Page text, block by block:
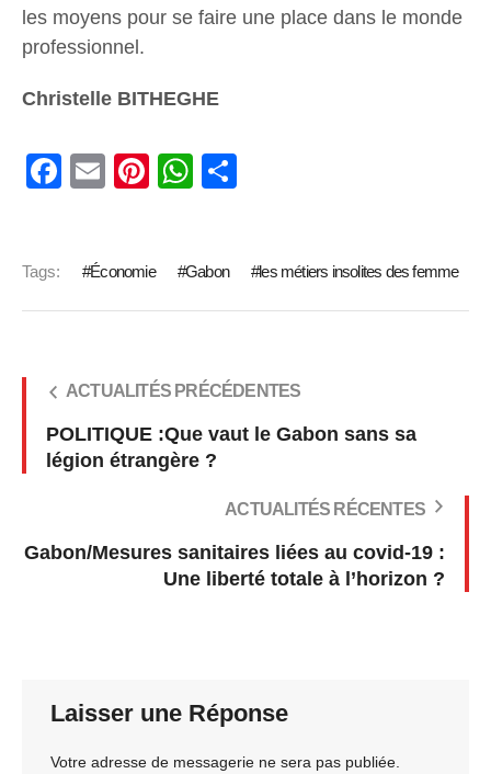
les moyens pour se faire une place dans le monde
professionnel.
Christelle BITHEGHE
Facebook
Email PinterestWhatsApp
Tags: Économie Gabon les métiers insolites des femme
ACTUALITÉS PRÉCÉDENTES
POLITIQUE :Que vaut le Gabon sans sa
légion étrangère ?
ACTUALITÉS RÉCENTES
Gabon/Mesures sanitaires liées au covid-19 :
Une liberté totale à l’horizon ?
Laisser une Réponse
Votre adresse de messagerie ne sera pas publiée.